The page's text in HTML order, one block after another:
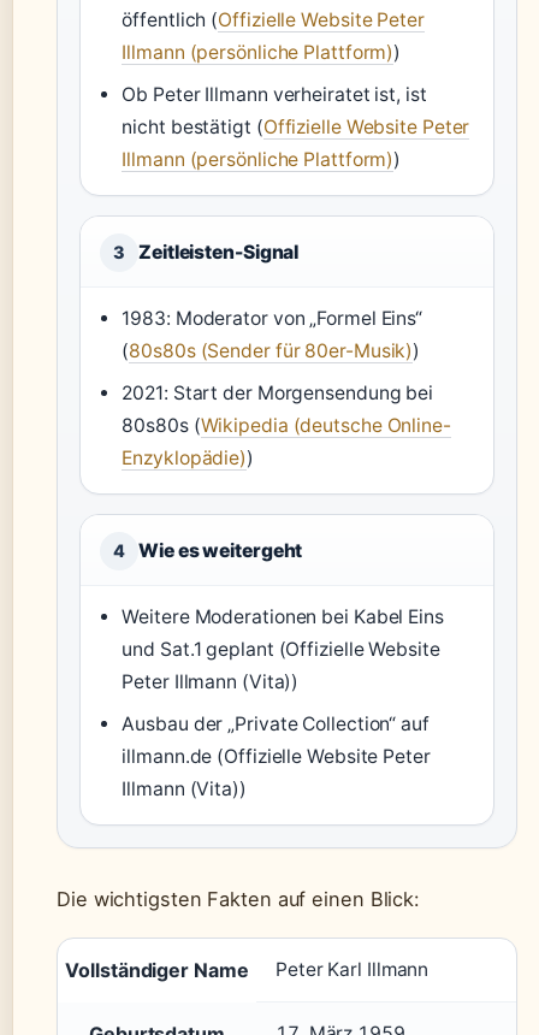
öffentlich (Offizielle Website Peter
Illmann (persönliche Plattform))
Ob Peter Illmann verheiratet ist, ist
nicht bestätigt (Offizielle Website Peter
Illmann (persönliche Plattform))
3 Zeitleisten-Signal
1983: Moderator von „Formel Eins“
(80s80s (Sender für 80er-Musik))
2021: Start der Morgensendung bei
80s80s (Wikipedia (deutsche Online-
Enzyklopädie))
4 Wie es weitergeht
Weitere Moderationen bei Kabel Eins
und Sat.1 geplant (Offizielle Website
Peter Illmann (Vita))
Ausbau der „Private Collection“ auf
illmann.de (Offizielle Website Peter
Illmann (Vita))
Die wichtigsten Fakten auf einen Blick:
Vollständiger Name Peter Karl Illmann